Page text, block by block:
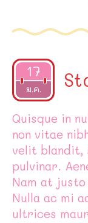
17
ม.ค.
2015
Quisque in
non vitae
velit blandit,
pulvinar.
Nam at
Nulla ac mi
ultrices